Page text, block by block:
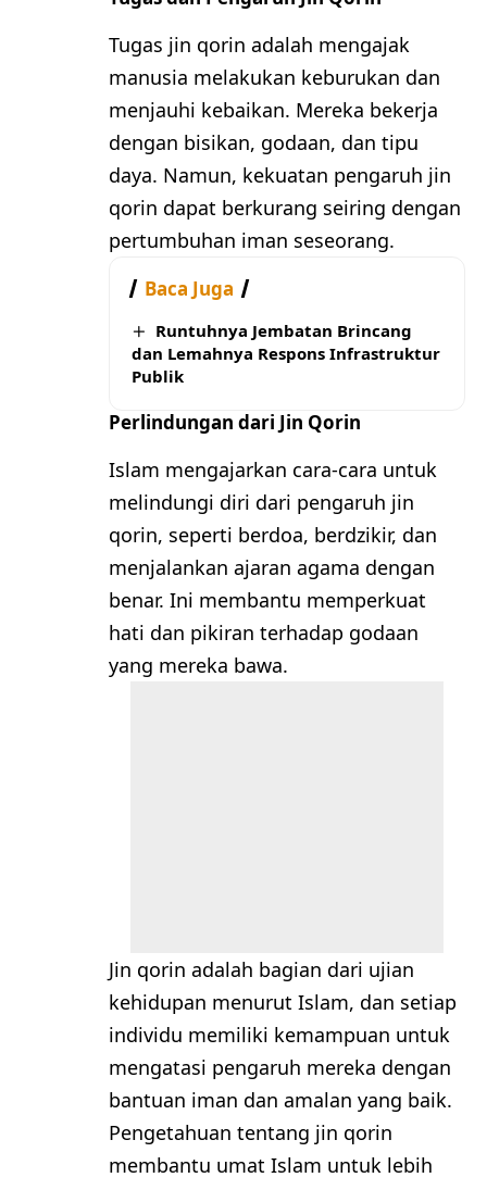
Tugas jin qorin adalah mengajak
manusia melakukan keburukan dan
menjauhi kebaikan. Mereka bekerja
dengan bisikan, godaan, dan tipu
daya. Namun, kekuatan pengaruh jin
qorin dapat berkurang seiring dengan
pertumbuhan iman seseorang.
Baca Juga
Runtuhnya Jembatan Brincang
dan Lemahnya Respons Infrastruktur
Publik
Perlindungan dari Jin Qorin
Islam mengajarkan cara-cara untuk
melindungi diri dari pengaruh jin
qorin, seperti berdoa, berdzikir, dan
menjalankan ajaran agama dengan
benar. Ini membantu memperkuat
hati dan pikiran terhadap godaan
yang mereka bawa.
Jin qorin adalah bagian dari ujian
kehidupan menurut Islam, dan setiap
individu memiliki kemampuan untuk
mengatasi pengaruh mereka dengan
bantuan iman dan amalan yang baik.
Pengetahuan tentang jin qorin
membantu umat Islam untuk lebih